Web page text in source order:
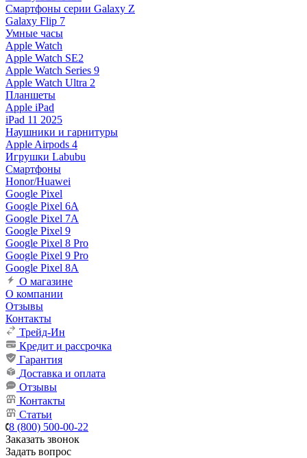
Смартфоны серии Galaxy Z
Galaxy Flip 7
Умные часы
Apple Watch
Apple Watch SE2
Apple Watch Series 9
Apple Watch Ultra 2
Планшеты
Apple iPad
iPad 11 2025
Наушники и гарнитуры
Apple Airpods 4
Игрушки Labubu
Смартфоны
Honor/Huawei
Google Pixel
Google Pixel 6A
Google Pixel 7А
Google Pixel 9
Google Pixel 8 Pro
Google Pixel 9 Pro
Google Pixel 8A
О магазине
О компании
Отзывы
Контакты
Трейд-Ин
Кредит и рассрочка
Гарантия
Доставка и оплата
Отзывы
Контакты
Статьи
8 (800) 500-00-22
Заказать звонок
Задать вопрос